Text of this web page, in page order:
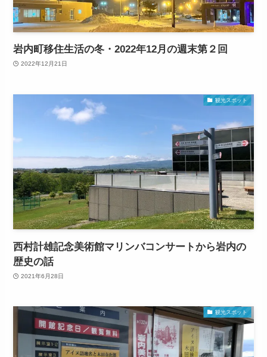
岩内町移住生活の冬・2022年12月の週末第２回
2022年12月21日
観光スポット
西村計雄記念美術館マリンバコンサートから岩内の
歴史の話
2021年6月28日
観光スポット